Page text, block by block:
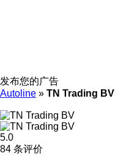
发布您的广告
Autoline » TN Trading BV
5.0
84 条评价